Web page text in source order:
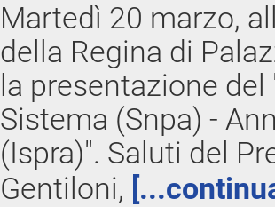
Martedì 20 marzo,
della Regina di
la presentazione
Sistema (Snpa) -
(Ispra)". Saluti del
Gentiloni,